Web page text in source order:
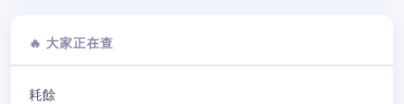
🔥 大家正在查
耗餘